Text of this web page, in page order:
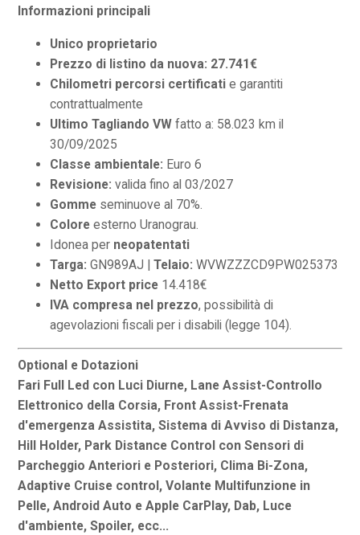
Informazioni principali
Unico proprietario
Prezzo di listino da nuova: 27.741€
Chilometri percorsi certificatie garantiti
contrattualmente
Ultimo Tagliando VWfatto a: 58.023 km il
30/09/2025
Classe ambientale: Euro 6
Revisione:valida fino al 03/2027
Gomme seminuove al 70%.
Coloreesterno Uranograu.
Idonea per neopatentati
Targa:GN989AJ |Telaio: WVWZZZCD9PW025373
Netto Export price 14.418€
IVA compresa nel prezzo, possibilità di
agevolazioni fiscali per i disabili (legge 104).
Optional e Dotazioni
Fari Full Led con Luci Diurne, Lane Assist-Controllo
Elettronico della Corsia, Front Assist-Frenata
d'emergenza Assistita, Sistema di Avviso di Distanza,
Hill Holder, Park Distance Control con Sensori di
Parcheggio Anteriori e Posteriori, Clima Bi-Zona,
Adaptive Cruise control, Volante Multifunzione in
Pelle, Android Auto e Apple CarPlay, Dab, Luce
d'ambiente, Spoiler, ecc...